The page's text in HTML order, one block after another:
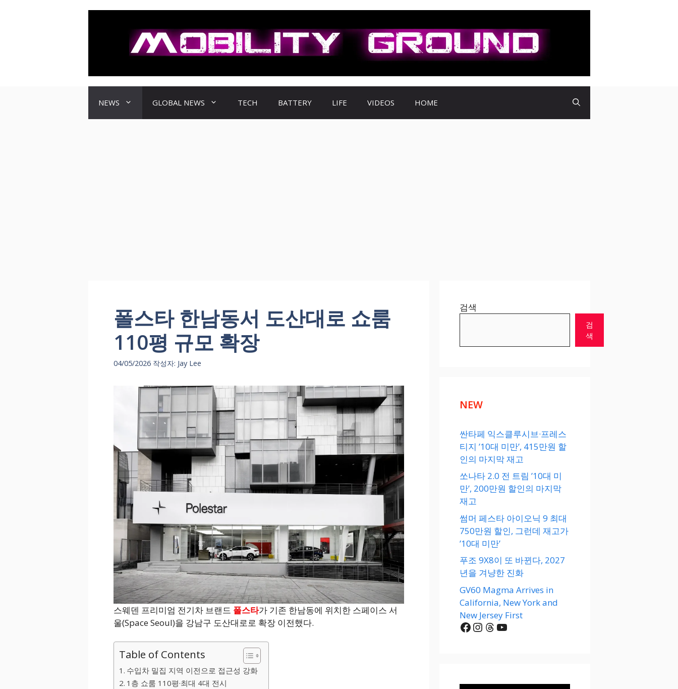
NEWS GLOBAL NEWS TECH BATTERY LIFE VIDEOS HOME
폴스타 한남동서 도산대로 쇼룸
110평 규모 확장
04/05/2026 작성자: Jay Lee
스웨덴 프리미엄 전기차 브랜드 폴스타가 기존 한남동에 위치한 스페이스 서
울(Space Seoul)을 강남구 도산대로로 확장 이전했다.
Table of Contents
수입차 밀집 지역 이전으로 접근성 강화
1층 쇼룸 110평·최대 4대 전시
검색
검
색
NEW
싼타페 익스클루시브·프레스
티지 ’10대 미만’, 415만원 할
인의 마지막 재고
쏘나타 2.0 전 트림 ’10대 미
만’, 200만원 할인의 마지막
재고
썸머 페스타 아이오닉 9 최대
750만원 할인, 그런데 재고가
’10대 미만’
푸조 9X8이 또 바뀐다, 2027
년을 겨냥한 진화
GV60 Magma Arrives in
California, New York and
New Jersey First
Facebook
Instagram
Threads
YouTube